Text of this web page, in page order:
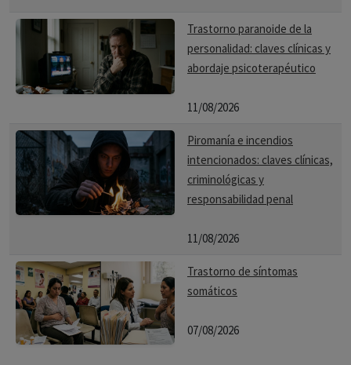
Trastorno paranoide de la
personalidad: claves clínicas y
abordaje psicoterapéutico
11/08/2026
Piromanía e incendios
intencionados: claves clínicas,
criminológicas y
responsabilidad penal
11/08/2026
Trastorno de síntomas
somáticos
07/08/2026